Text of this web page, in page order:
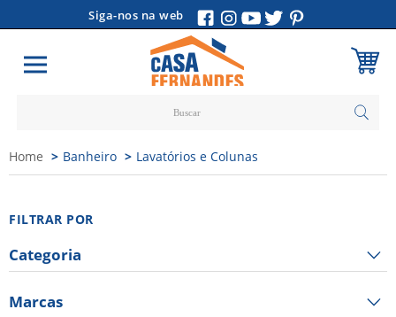
Siga-nos na web
Vazio
Home Banheiro Lavatórios e Colunas
FILTRAR POR
Categoria
Marcas